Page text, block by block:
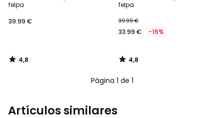
felpa
39.99 €
4,8
/
felpa
39.99 €
33.99 € -15%
4,8
/
Página 1 de 1
Artículos similares